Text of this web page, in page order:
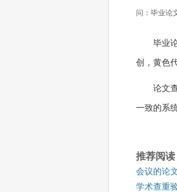
问：毕业论
毕业
创，黄色
论文
一致的系
推荐阅读
会议的论
学术查重